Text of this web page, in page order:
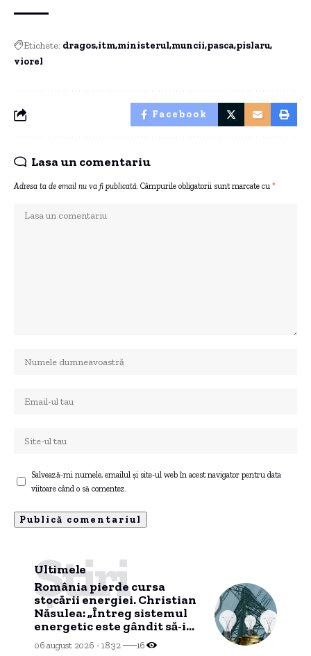
Etichete: dragos itm ministerul muncii pasca pislaru
viorel
Facebook
Lasa un comentariu
Adresa ta de email nu va fi publicată. Câmpurile obligatorii sunt marcate cu *
Salvează-mi numele, emailul și site-ul web în acest navigator pentru data
viitoare când o să comentez.
Ultimele
Știri
România pierde cursa
stocării energiei. Christian
Năsulea: „Întreg sistemul
energetic este gândit să-i
dezavantajeze pe cetățeni”
06 august 2026 - 18:32 16